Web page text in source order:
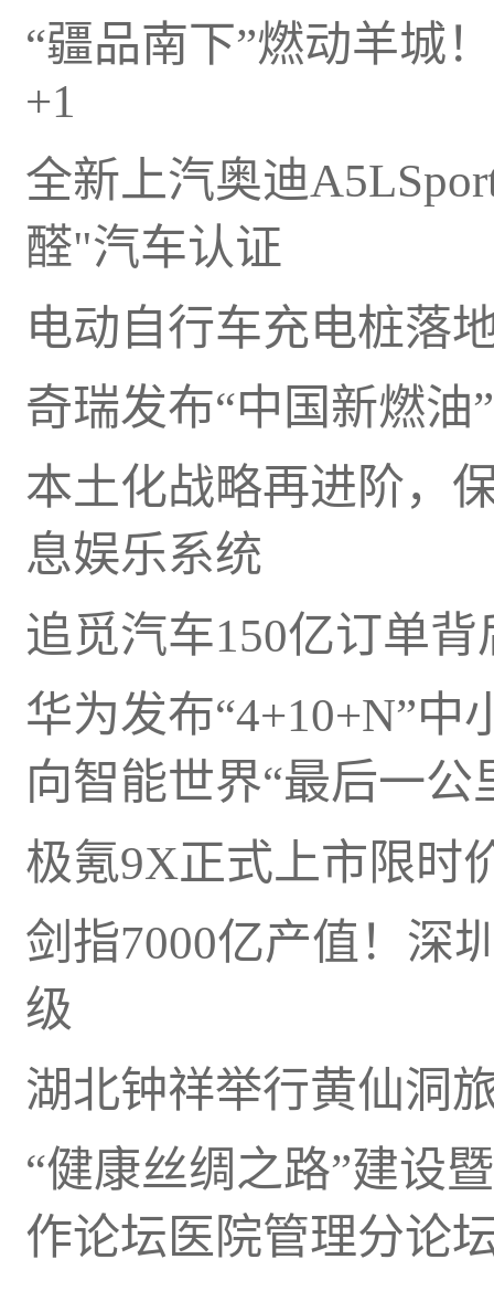
“疆品南下”燃动羊城
+1
全新上汽奥迪
醛"汽车认证
电动自行车充电桩落
奇瑞发布“中国新燃
本土化战略再进阶，
息娱乐系统
追觅汽车150亿订单
华为发布“4+10+N”
向智能世界“最后一公
极氪9X正式上市限时
剑指7000亿产值！深
级
湖北钟祥举行黄仙洞
“健康丝绸之路”建设
作论坛医院管理分论